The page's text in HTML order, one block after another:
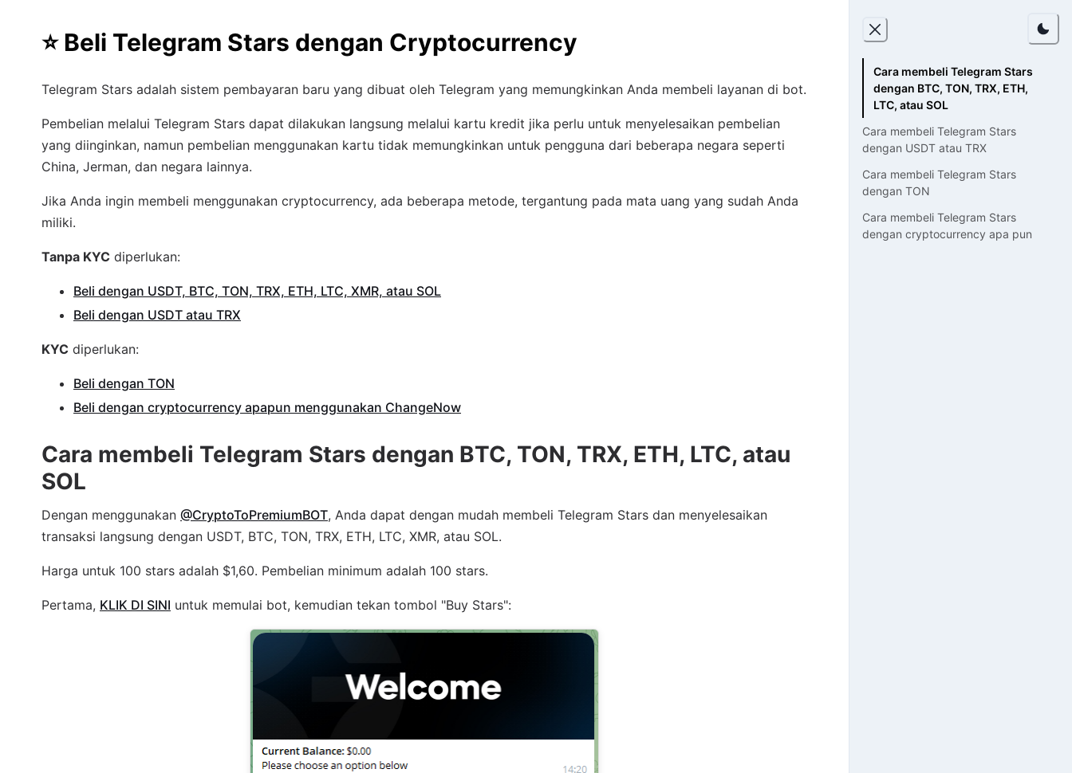
⭐Beli Telegram Stars dengan Cryptocurrency
Telegram Stars adalah sistem pembayaran baru yang dibuat oleh Telegram yang memungkinkan Anda membeli layanan di bot.
Pembelian melalui Telegram Stars dapat dilakukan langsung melalui kartu kredit jika perlu untuk menyelesaikan pembelian
yang diinginkan, namun pembelian menggunakan kartu tidak memungkinkan untuk pengguna dari beberapa negara seperti
China, Jerman, dan negara lainnya.
Jika Anda ingin membeli menggunakan cryptocurrency, ada beberapa metode, tergantung pada mata uang yang sudah Anda
miliki.
Tanpa KYC diperlukan:
Beli dengan USDT, BTC, TON, TRX, ETH, LTC, XMR, atau SOL
Beli dengan USDT atau TRX
KYC diperlukan:
Beli dengan TON
Beli dengan cryptocurrency apapun menggunakan ChangeNow
Cara membeli Telegram Stars dengan BTC, TON, TRX, ETH, LTC, atau
SOL
Dengan menggunakan @CryptoToPremiumBOT, Anda dapat dengan mudah membeli Telegram Stars dan menyelesaikan
transaksi langsung dengan USDT, BTC, TON, TRX, ETH, LTC, XMR, atau SOL.
Harga untuk 100 stars adalah $1,60. Pembelian minimum adalah 100 stars.
Pertama, KLIK DI SINI untuk memulai bot, kemudian tekan tombol "Buy Stars":
Cara membeli Telegram Stars
dengan BTC, TON, TRX, ETH,
LTC, atau SOL
Cara membeli Telegram Stars
dengan USDT atau TRX
Cara membeli Telegram Stars
dengan TON
Cara membeli Telegram Stars
dengan cryptocurrency apa pun